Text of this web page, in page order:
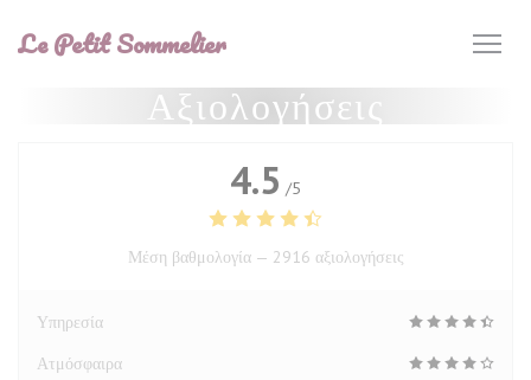
Le Petit Sommelier
Αξιολογήσεις
4.5 /5
Μέση βαθμολογία — 2916 αξιολογήσεις
Υπηρεσία
Ατμόσφαιρα